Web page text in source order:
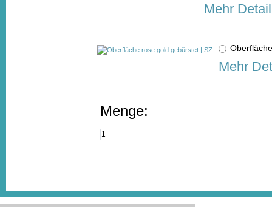
Mehr
Mehr
Menge: